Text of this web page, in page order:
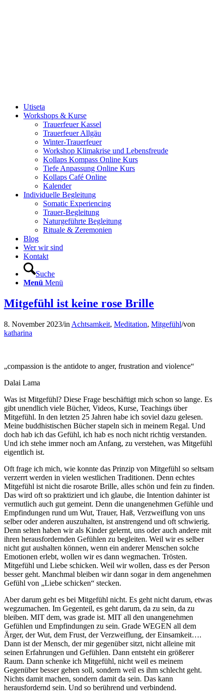
Utiseta
Workshops & Kurse
Trauerfeuer Kassel
Trauerfeuer Allgäu
Winter-Trauerfeuer
Workshop Klimakrise und Lebensfreude
Kollaps Kompass Online Kurs
Tiefe Anpassung Online Kurs
Kollaps Café Online
Kalender
Individuelle Begleitung
Somatic Experiencing
Trauer-Begleitung
Naturgeführte Begleitung
Rituale & Zeremonien
Blog
Wer wir sind
Kontakt
Suche
Menü Menü
Mitgefühl ist keine rose Brille
8. November 2023/in Achtsamkeit, Meditation, Mitgefühl/von
katharina
„compassion is the antidote to anger, frustration and violence“
Dalai Lama
Was ist Mitgefühl? Diese Frage beschäftigt mich schon so lange. Es
gibt unendlich viele Bücher, Videos, Kurse, Teachings über
Mitgefühl. In den letzten 25 Jahren habe ich soviel dazu gelesen.
Meine buddhistischen Bücher stapeln sich in meinem Regal. Und
doch hab ich das Gefühl, ich hab es noch nicht richtig verstanden.
Und ich stehe immer noch am Anfang, zu verstehen, was Mitgefühl
eigentlich ist.
Oft frage ich mich, wie konnte das Prinzip von Mitgefühl so seltsam
verzerrt werden in vielen westlichen Traditionen. Denn echtes
Mitgefühl ist nicht die rosarote Brille, alles schön und fein zu finden.
Das wird oft so praktiziert und ich glaube, die Intention dahinter ist
vermutlich auch gut gemeint. Denn die unangenehmen Gefühle und
Empfindungen rund um Wut, Trauer, Haß, Verzweiflung von uns
selber oder anderen auszuhalten, ist anstrengend und oft schwierig.
Denn selten haben wir als Kinder gelernt, uns oder auch andere mit
ihren herausfordernden Gefühlen zu begleiten. Weil wir es selber
nicht gut aushalten können, wenn ein anderer Menschen solche
Emotionen erlebt, wollen wir es dann wegmachen. Trösten.
Mitgefühl und Liebe schicken. Weil wir wollen, dass es der Person
besser geht. Manchmal bleiben wir dann sogar in dem angenehmen
Gefühl von „Liebe schicken“ stecken.
Aber darum geht es bei Mitgefühl nicht. Es geht nicht darum, etwas
wegzumachen. Im Gegenteil, es geht darum, da zu sein, da zu
bleiben. MIT dem, was grade ist. MIT all den unangenehmen
Gefühlen und Empfindungen zu sein. Grade WEGEN all dem
Ärger, der Wut, dem Frust, der Verzweiflung, der Einsamkeit….
Dann ist der Mensch, der mir gegenüber sitzt, nicht alleine mit
seinen Erfahrungen und Gefühlen. Dann entsteht ein größerer
Raum. Dann schenke ich Mitgefühl, nicht weil es meinem
Gegenüber besser gehen soll, sondern weil es ihm schlecht geht.
Nichts damit machen, sondern damit da sein. Das kann
herausfordernd sein. Und so berührend und verbindend.